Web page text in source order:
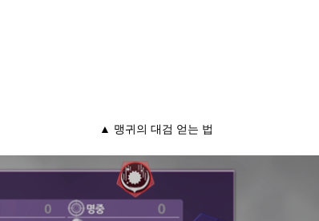
▲ 맹귀의 대검 얻는 법